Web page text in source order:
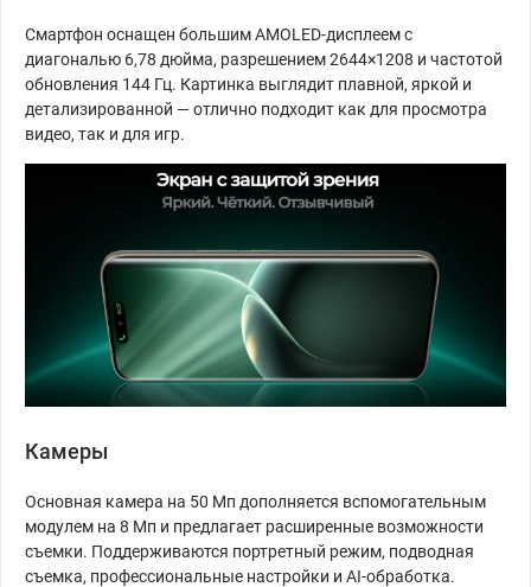
Смартфон оснащен большим AMOLED-дисплеем с
диагональю 6,78 дюйма, разрешением 2644×1208 и частотой
обновления 144 Гц. Картинка выглядит плавной, яркой и
детализированной — отлично подходит как для просмотра
видео, так и для игр.
Камеры
Основная камера на 50 Мп дополняется вспомогательным
модулем на 8 Мп и предлагает расширенные возможности
съемки. Поддерживаются портретный режим, подводная
съемка, профессиональные настройки и AI-обработка.